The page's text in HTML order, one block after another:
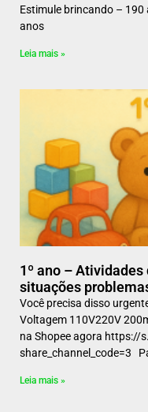
Estimule brincando –
anos
Leia mais »
1º ano –
situações
Você precisa disso
Voltagem 110V220V
na Shopee agora https://
share_channel_code=3
Leia mais »